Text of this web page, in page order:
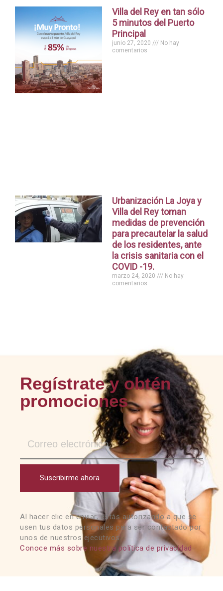
Villa del Rey en tan sólo
5 minutos del Puerto
Principal
junio 27, 2020
No hay
comentarios
Urbanización La Joya y
Villa del Rey toman
medidas de prevención
para precautelar la salud
de los residentes, ante
la crisis sanitaria con el
COVID -19.
marzo 24, 2020
No hay
comentarios
Regístrate y obtén
promociones
Suscribirme ahora
Al hacer clic en enviar, estás autorizando a que se
usen tus datos personales para ser contactado por
unos de nuestros ejecutivos.
Conoce más sobre nuestra política de privacidad